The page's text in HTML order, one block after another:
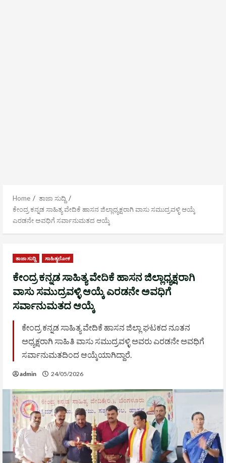
Home
ತಾಜಾ ಸುದ್ದಿ
ಕೇಂದ್ರ ಕನ್ನಡ ಸಾಹಿತ್ಯ ವೇದಿಕೆ ಹಾಸನ ಜಿಲ್ಲಾಧ್ಯಕ್ಷರಾಗಿ ವಾಸು ಸಮುದ್ರವಳ್ಳಿ ಆಯ್ಕೆ
ಎರಡನೇ ಅವಧಿಗೆ ಸರ್ವಾನುಮತದ ಆಯ್ಕೆ
ತಾಜಾ ಸುದ್ದಿ ಸಾಹಿತ್ಯಲೋಕ
ಕೇಂದ್ರ ಕನ್ನಡ ಸಾಹಿತ್ಯ ವೇದಿಕೆ ಹಾಸನ ಜಿಲ್ಲಾಧ್ಯಕ್ಷರಾಗಿ
ವಾಸು ಸಮುದ್ರವಳ್ಳಿ ಆಯ್ಕೆ ಎರಡನೇ ಅವಧಿಗೆ
ಸರ್ವಾನುಮತದ ಆಯ್ಕೆ
ಕೇಂದ್ರ ಕನ್ನಡ ಸಾಹಿತ್ಯ ವೇದಿಕೆ ಹಾಸನ ಜಿಲ್ಲಾ ಘಟಕದ ನೂತನ
ಅಧ್ಯಕ್ಷರಾಗಿ ಸಾಹಿತಿ ವಾಸು ಸಮುದ್ರವಳ್ಳಿ ಅವರು ಎರಡನೇ ಅವಧಿಗೆ
ಸರ್ವಾನುಮತದಿಂದ ಆಯ್ಕೆಯಾಗಿದ್ದಾರೆ.
admin 24/05/2026